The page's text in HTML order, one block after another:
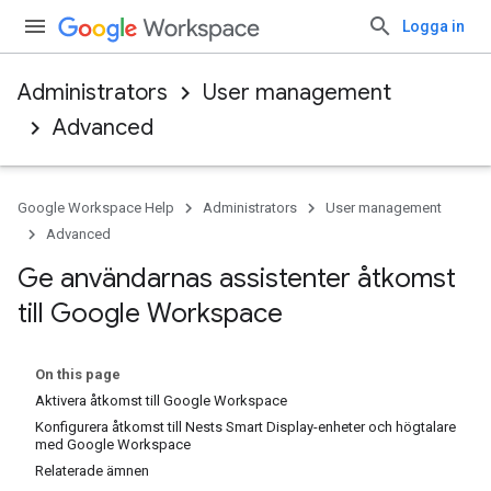
Logga in
Administrators
User management
Advanced
Google Workspace Help Administrators
User management
Advanced
Ge användarnas assistenter åtkomst
till Google Workspace
On this page
Aktivera åtkomst till Google Workspace
Konfigurera åtkomst till Nests Smart Display-enheter och högtalare
med Google Workspace
Relaterade ämnen